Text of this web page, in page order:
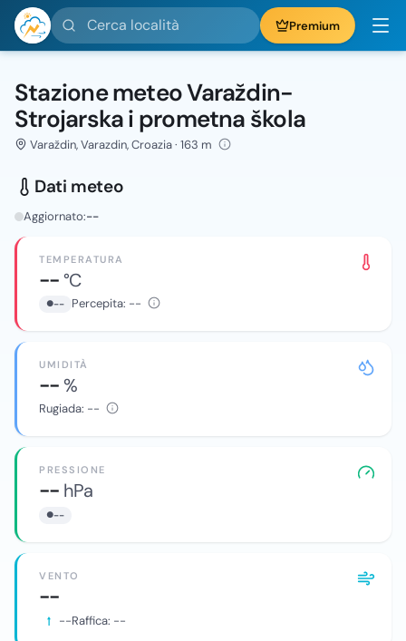
Cerca località Premium
Stazione meteo Varaždin-
Strojarska i prometna škola
Varaždin, Varazdin, Croazia · 163 m
Dati meteo
Aggiornato:--
TEMPERATURA
--°C
-- Percepita: --
UMIDITÀ
--%
Rugiada: --
PRESSIONE
-- hPa
--
VENTO
--
--Raffica: --